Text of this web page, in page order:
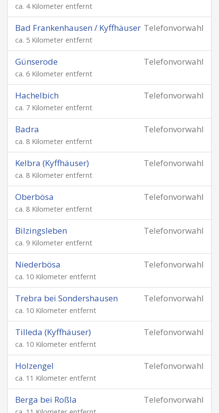
ca. 4 Kilometer entfernt
Telefonvorwahl
Bad Frankenhausen / Kyffhäuser
ca. 5 Kilometer entfernt
Telefonvorwahl
Günserode
ca. 6 Kilometer entfernt
Telefonvorwahl
Hachelbich
ca. 7 Kilometer entfernt
Telefonvorwahl
Badra
ca. 8 Kilometer entfernt
Telefonvorwahl
Kelbra (Kyffhäuser)
ca. 8 Kilometer entfernt
Telefonvorwahl
Oberbösa
ca. 8 Kilometer entfernt
Telefonvorwahl
Bilzingsleben
ca. 9 Kilometer entfernt
Telefonvorwahl
Niederbösa
ca. 10 Kilometer entfernt
Telefonvorwahl
Trebra bei Sondershausen
ca. 10 Kilometer entfernt
Telefonvorwahl
Tilleda (Kyffhäuser)
ca. 10 Kilometer entfernt
Telefonvorwahl
Holzengel
ca. 11 Kilometer entfernt
Telefonvorwahl
Berga bei Roßla